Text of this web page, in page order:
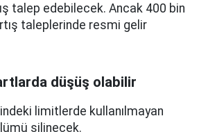
talep edebilecek. Ancak 400 bin
taleplerinde resmi gelir
düşüş olabilir
limitlerde kullanılmayan
silinecek.